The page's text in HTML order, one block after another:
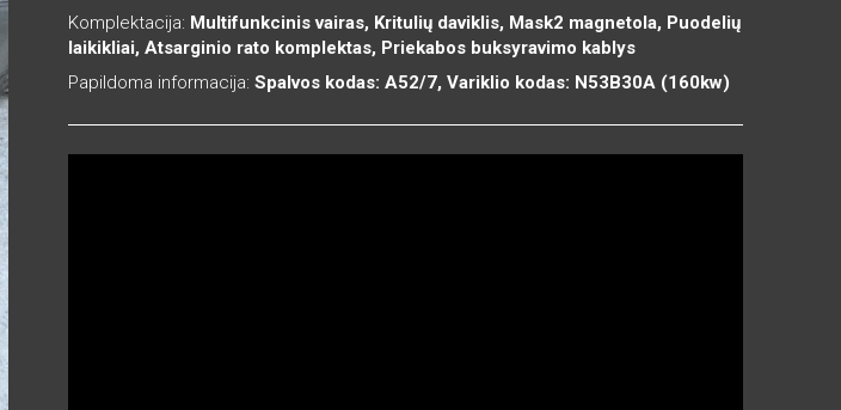
Komplektacija: Multifunkcinis vairas, Kritulių daviklis, Mask2 magnetola, Puodelių
laikikliai, Atsarginio rato komplektas, Priekabos buksyravimo kablys
Papildoma informacija: Spalvos kodas: A52/7, Variklio kodas: N53B30A (160kw)